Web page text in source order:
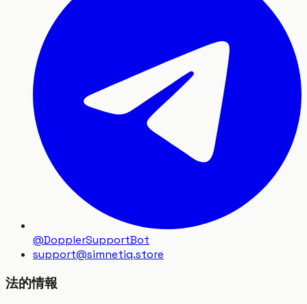
@DopplerSupportBot
support@simnetiq.store
法的情報